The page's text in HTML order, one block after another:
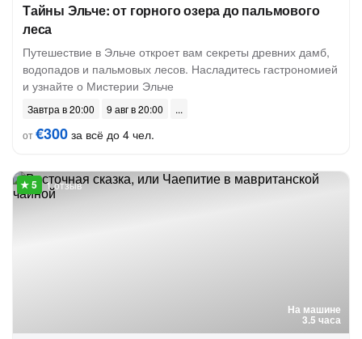
Тайны Эльче: от горного озера до пальмового
леса
Путешествие в Эльче откроет вам секреты древних дамб,
водопадов и пальмовых лесов. Насладитесь гастрономией
и узнайте о Мистерии Эльче
Завтра в 20:00
9 авг в 20:00
от€300 за всё до 4 чел.
На машине
3.5 часа
1 отзыв